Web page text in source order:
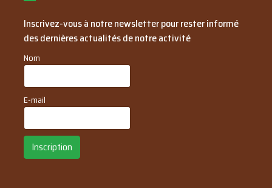
Inscrivez-vous à notre newsletter pour rester informé
des dernières actualités de notre activité
Nom
E-mail
Inscription